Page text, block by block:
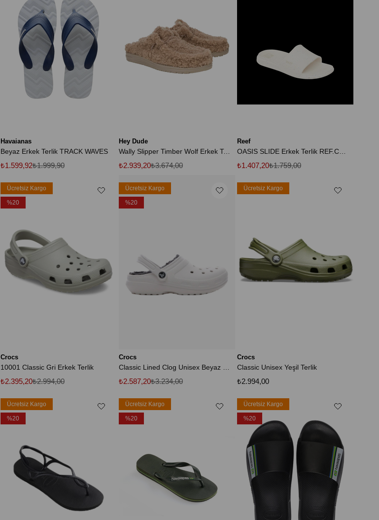
Havaianas
Beyaz Erkek Terlik TRACK WAVES
₺1.599,92₺1.999,90
Hey Dude
Wally Slipper Timber Wolf Erkek Terlik
₺2.939,20₺3.674,00
Reef
OASIS SLIDE Erkek Terlik REF.CJ6236 Beyaz-44
₺1.407,20₺1.759,00
Crocs
10001 Classic Gri Erkek Terlik
₺2.395,20₺2.994,00
Ücretsiz Kargo
%20
Crocs
₺2.587,20₺3.234,00
Ücretsiz Kargo
%20
Crocs
Classic Unisex Yeşil Terlik
₺2.994,00
Ücretsiz Kargo
Ücretsiz Kargo
%20
Ücretsiz Kargo
%20
Ücretsiz Kargo
%20